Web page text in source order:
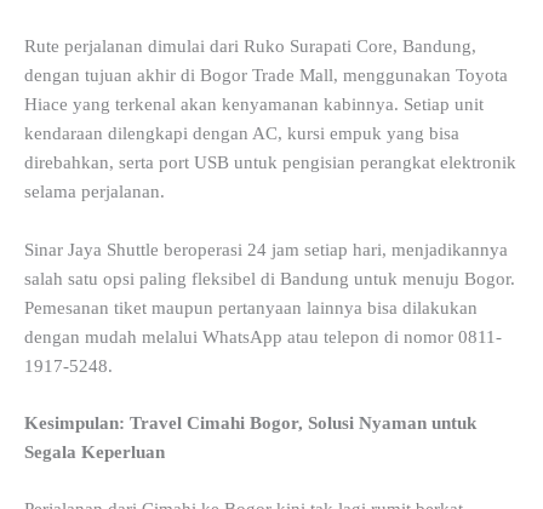
Rute perjalanan dimulai dari Ruko Surapati Core, Bandung,
dengan tujuan akhir di Bogor Trade Mall, menggunakan Toyota
Hiace yang terkenal akan kenyamanan kabinnya. Setiap unit
kendaraan dilengkapi dengan AC, kursi empuk yang bisa
direbahkan, serta port USB untuk pengisian perangkat elektronik
selama perjalanan.
Sinar Jaya Shuttle beroperasi 24 jam setiap hari, menjadikannya
salah satu opsi paling fleksibel di Bandung untuk menuju Bogor.
Pemesanan tiket maupun pertanyaan lainnya bisa dilakukan
dengan mudah melalui WhatsApp atau telepon di nomor 0811-
1917-5248.
Kesimpulan: Travel Cimahi Bogor, Solusi Nyaman untuk
Segala Keperluan